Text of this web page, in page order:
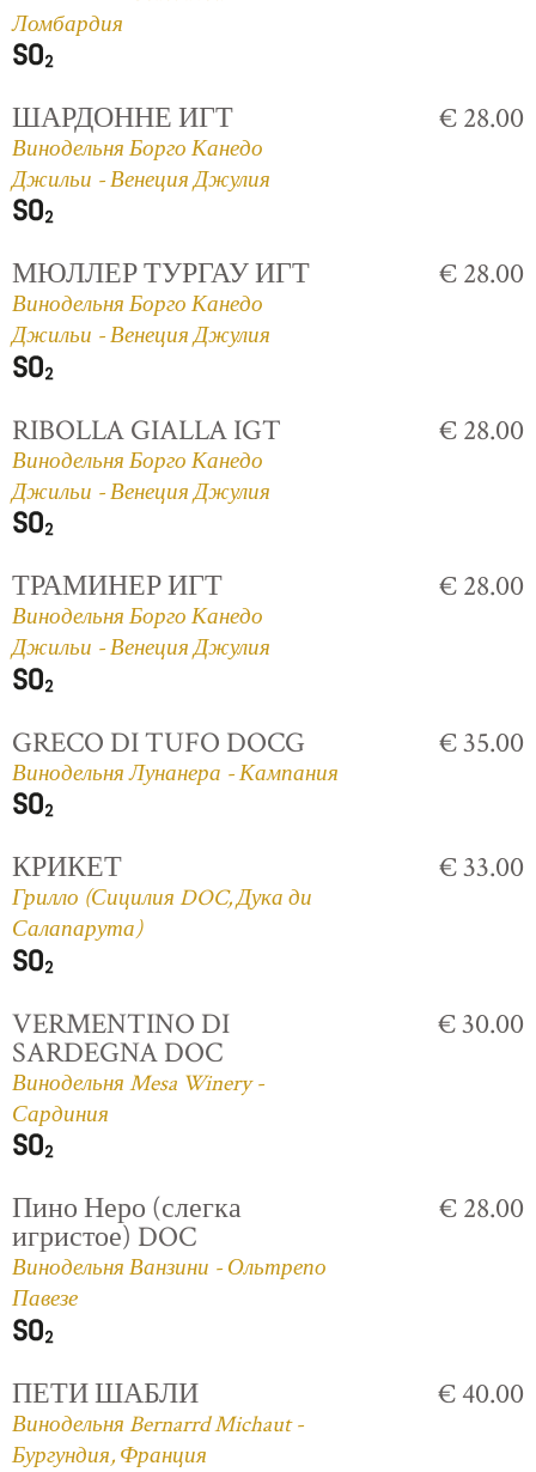
Ломбардия
ШАРДОННЕ ИГТ
Винодельня Борго Канедо
Джильи - Венеция Джулия
€ 28.00
МЮЛЛЕР ТУРГАУ ИГТ
Винодельня Борго Канедо
Джильи - Венеция Джулия
€ 28.00
RIBOLLA GIALLA IGT
Винодельня Борго Канедо
Джильи - Венеция Джулия
€ 28.00
ТРАМИНЕР ИГТ
Винодельня Борго Канедо
Джильи - Венеция Джулия
€ 28.00
GRECO DI TUFO DOCG
Винодельня Лунанера - Кампания
€ 35.00
КРИКЕТ
Грилло (Сицилия DOC, Дука ди
Салапарута)
€ 33.00
VERMENTINO DI
SARDEGNA DOC
Винодельня Mesa Winery -
Сардиния
€ 30.00
Пино Неро (слегка
игристое) DOC
Винодельня Ванзини - Ольтрепо
Павезе
€ 28.00
ПЕТИ ШАБЛИ
Винодельня Bernarrd Michaut -
Бургундия, Франция
€ 40.00